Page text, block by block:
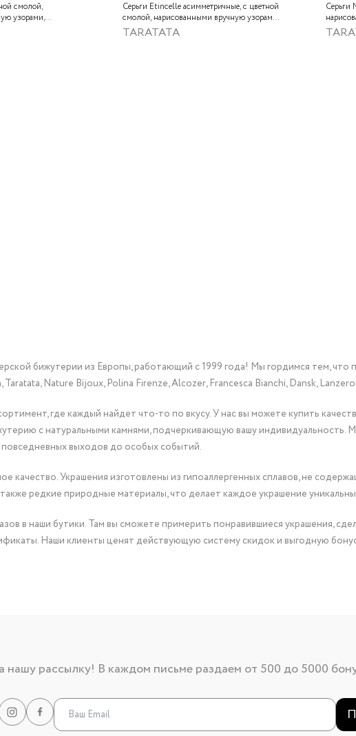
смолой,
узорами,
краской,
тонированным
Серьги Etincelle асимметричные, с цветной
смолой, нарисованными вручную узорами,
слюдяным порошком, стеклянной бусиной,
тонированным гематитом и золотой
TARATATA
Серьги
бижутерии из Европы, работающий с 1999 года! Мы гордимся тем, что
Nature Bijoux, Polina Firenze, Alcozer, Francesca Bianchi, Dansk,
где каждый найдет что-то по вкусу. У нас вы можете купить
с натуральными камнями, подчеркивающую вашу индивидуальность.
выходов до особых событий.
качество. Украшения изготовлены из гипоаллергенных сплавов, не
редкие природные материалы, что делает каждое украшение
в наши бутики. Там вы сможете примерить понравившиеся украшения,
Наши клиенты ценят действующую систему скидок и выгодную
нашу рассылку! В каждом письме раздаем от 500 до 5000